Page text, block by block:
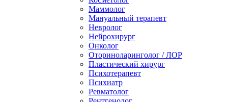
Маммолог
Мануальный терапевт
Невролог
Нейрохирург
Онколог
Оториноларинголог / ЛОР
Пластический хирург
Психотерапевт
Психиатр
Ревматолог